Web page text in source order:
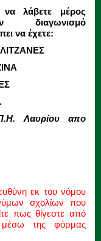
να λάβετε μέρος
διαγωνισμό
να έχετε:
Λαυρίου απο
εκ του νόμου
σχολίων που
πως θίγεστε από
μέσω της φόρμας